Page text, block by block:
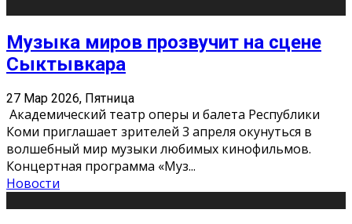
Музыка миров прозвучит на сцене
Сыктывкара
27 Мар 2026, Пятница
Академический театр оперы и балета Республики
Коми приглашает зрителей 3 апреля окунуться в
волшебный мир музыки любимых кинофильмов.
Концертная программа «Муз...
Новости